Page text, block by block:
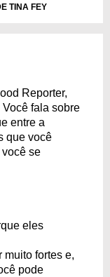
TINA FEY
Reporter,
fala sobre
entre a
que você
se
eles
muito fortes e,
pode